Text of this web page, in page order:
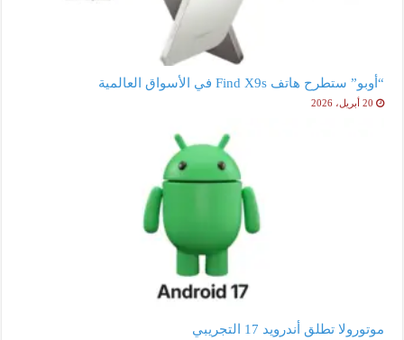
“أوبو” ستطرح هاتف Find X9s في الأسواق العالمية
20 أبريل، 2026
موتورولا تطلق أندرويد 17 التجريبي